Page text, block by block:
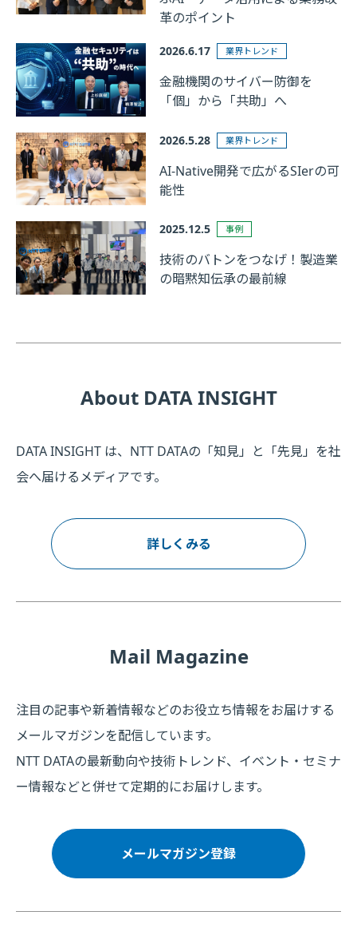
革のポイント
2026.6.17 業界トレンド
金融機関のサイバー防御を
「個」から「共助」へ
2026.5.28 業界トレンド
AI-Native開発で広がるSIerの可
能性
2025.12.5 事例
技術のバトンをつなげ！製造業
の暗黙知伝承の最前線
About DATA INSIGHT
DATA INSIGHT は、NTT DATAの「知見」と「先見」を社
会へ届けるメディアです。
詳しくみる
Mail Magazine
注目の記事や新着情報などのお役立ち情報をお届けする
メールマガジンを配信しています。
NTT DATAの最新動向や技術トレンド、イベント・セミナ
ー情報などと併せて定期的にお届けします。
メールマガジン登録